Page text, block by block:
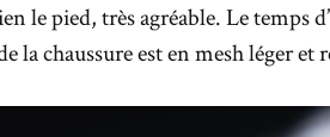
le pied, très agréable. Le temps
la chaussure est en mesh léger et